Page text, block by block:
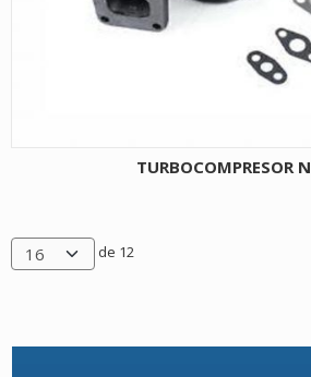
TURBOCOMPRESOR
de 12